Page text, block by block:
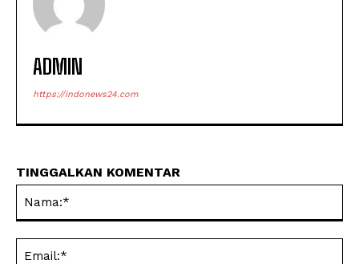
ADMIN
https://indonews24.com
TINGGALKAN KOMENTAR